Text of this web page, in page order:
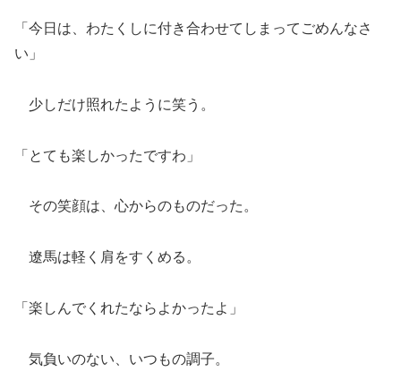
「今日は、わたくしに付き合わせてしまってごめんなさ
い」
少しだけ照れたように笑う。
「とても楽しかったですわ」
その笑顔は、心からのものだった。
遼馬は軽く肩をすくめる。
「楽しんでくれたならよかったよ」
気負いのない、いつもの調子。